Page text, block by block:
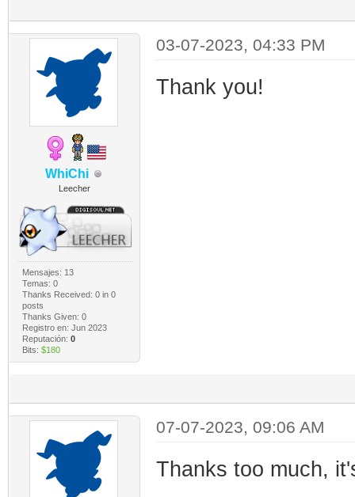
WhiChi
Leecher
Mensajes: 13
Temas: 0
Thanks Received: 0in 0
posts
Thanks Given: 0
Registro en: Jun 2023
Reputación: 0
Bits: $180
03-07-2023, 04:33 PM
Thank you!
07-07-2023, 09:06 AM
Thanks too much,